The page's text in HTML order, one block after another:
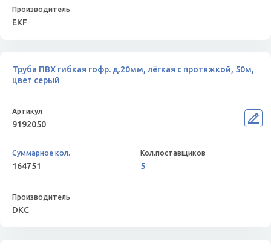
EKF
Труба ПВХ гибкая гофр. д.20мм, лёгкая с протяжкой, 50м,
цвет серый
9192050
164751 5
DKC